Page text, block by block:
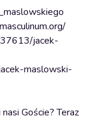
jacek-
maslowski-
Goście? Teraz